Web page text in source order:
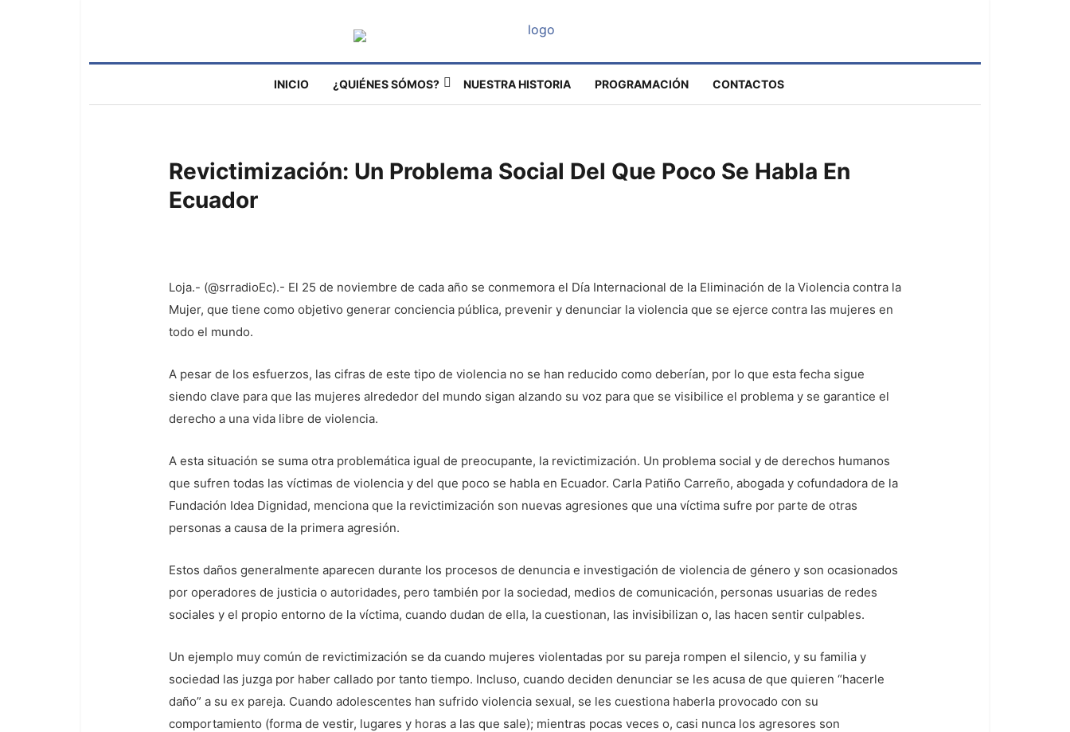
INICIO ¿QUIÉNES SÓMOS? NUESTRA HISTORIA PROGRAMACIÓN CONTACTOS
Revictimización: Un Problema Social Del Que Poco Se Habla En
Ecuador
Loja.- (@srradioEc).- El 25 de noviembre de cada año se conmemora el Día Internacional de la Eliminación de la Violencia contra la
Mujer, que tiene como objetivo generar conciencia pública, prevenir y denunciar la violencia que se ejerce contra las mujeres en
todo el mundo.
A pesar de los esfuerzos, las cifras de este tipo de violencia no se han reducido como deberían, por lo que esta fecha sigue
siendo clave para que las mujeres alrededor del mundo sigan alzando su voz para que se visibilice el problema y se garantice el
derecho a una vida libre de violencia.
A esta situación se suma otra problemática igual de preocupante, la revictimización. Un problema social y de derechos humanos
que sufren todas las víctimas de violencia y del que poco se habla en Ecuador. Carla Patiño Carreño, abogada y cofundadora de la
Fundación Idea Dignidad, menciona que la revictimización son nuevas agresiones que una víctima sufre por parte de otras
personas a causa de la primera agresión.
Estos daños generalmente aparecen durante los procesos de denuncia e investigación de violencia de género y son ocasionados
por operadores de justicia o autoridades, pero también por la sociedad, medios de comunicación, personas usuarias de redes
sociales y el propio entorno de la víctima, cuando dudan de ella, la cuestionan, las invisibilizan o, las hacen sentir culpables.
Un ejemplo muy común de revictimización se da cuando mujeres violentadas por su pareja rompen el silencio, y su familia y
sociedad las juzga por haber callado por tanto tiempo. Incluso, cuando deciden denunciar se les acusa de que quieren “hacerle
daño” a su ex pareja. Cuando adolescentes han sufrido violencia sexual, se les cuestiona haberla provocado con su
comportamiento (forma de vestir, lugares y horas a las que sale); mientras pocas veces o, casi nunca los agresores son